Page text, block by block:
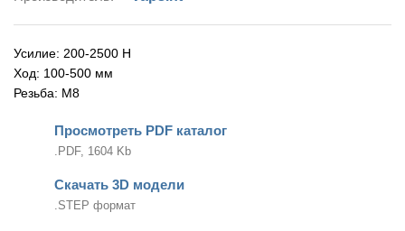
Усилие: 200-2500 Н
Ход: 100-500 мм
Резьба: М8
Просмотреть PDF каталог
.PDF, 1604 Kb
Скачать 3D модели
.STEP формат